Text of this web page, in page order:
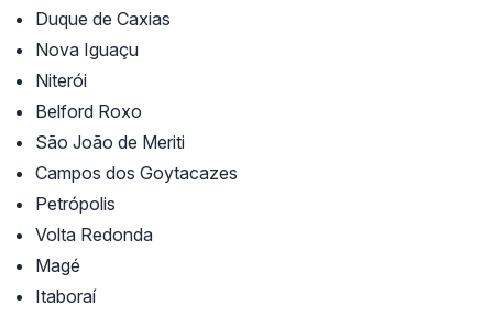
Duque de Caxias
Nova Iguaçu
Niterói
Belford Roxo
São João de Meriti
Campos dos Goytacazes
Petrópolis
Volta Redonda
Magé
Itaboraí